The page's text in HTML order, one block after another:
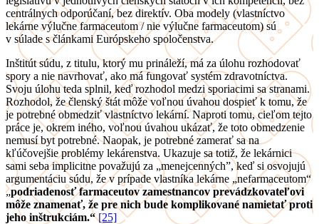
centrálnych odporúčaní, bez direktív. Oba modely (vlastníctvo
lekárne výlučne farmaceutom / nie výlučne farmaceutom) sú
v súlade s článkami Európskeho spoločenstva.
Inštitút súdu, z titulu, ktorý mu prináleží, má za úlohu rozhodovať
spory a nie navrhovať, ako má fungovať systém zdravotníctva.
Svoju úlohu teda splnil, keď rozhodol medzi sporiacimi sa stranami.
Rozhodol, že členský štát môže voľnou úvahou dospieť k tomu, že
je potrebné obmedziť vlastníctvo lekární. Naproti tomu, cieľom tejto
práce je, okrem iného, voľnou úvahou ukázať, že toto obmedzenie
nemusí byt potrebné. Naopak, je potrebné zamerať sa na
kľúčovejšie problémy lekárenstva. Ukazuje sa totiž, že lekárnici
sami seba implicitne považujú za „menejcenných”, keď si osvojujú
argumentáciu súdu, že v prípade vlastníka lekárne „nefarmaceutom“
„podriadenosť farmaceutov zamestnancov prevádzkovateľovi
môže znamenať, že pre nich bude komplikované namietať proti
jeho inštrukciám.“ [25]